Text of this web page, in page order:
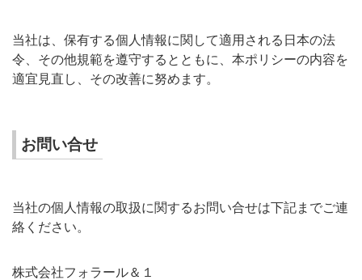
当社は、保有する個人情報に関して適用される日本の法
令、その他規範を遵守するとともに、本ポリシーの内容を
適宜見直し、その改善に努めます。
お問い合せ
当社の個人情報の取扱に関するお問い合せは下記までご連
絡ください。
株式会社フォラール＆１